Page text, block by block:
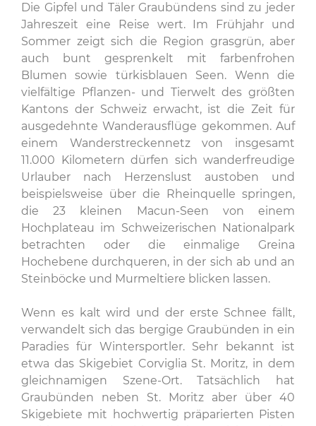
Die Gipfel und Täler Graubündens sind zu jeder
Jahreszeit eine Reise wert. Im Frühjahr und
Sommer zeigt sich die Region grasgrün, aber
auch bunt gesprenkelt mit farbenfrohen
Blumen sowie türkisblauen Seen. Wenn die
vielfältige Pflanzen- und Tierwelt des größten
Kantons der Schweiz erwacht, ist die Zeit für
ausgedehnte Wanderausflüge gekommen. Auf
einem Wanderstreckennetz von insgesamt
11.000 Kilometern dürfen sich wanderfreudige
Urlauber nach Herzenslust austoben und
beispielsweise über die Rheinquelle springen,
die 23 kleinen Macun-Seen von einem
Hochplateau im Schweizerischen Nationalpark
betrachten oder die einmalige Greina
Hochebene durchqueren, in der sich ab und an
Steinböcke und Murmeltiere blicken lassen.
Wenn es kalt wird und der erste Schnee fällt,
verwandelt sich das bergige Graubünden in ein
Paradies für Wintersportler. Sehr bekannt ist
etwa das Skigebiet Corviglia St. Moritz, in dem
gleichnamigen Szene-Ort. Tatsächlich hat
Graubünden neben St. Moritz aber über 40
Skigebiete mit hochwertig präparierten Pisten